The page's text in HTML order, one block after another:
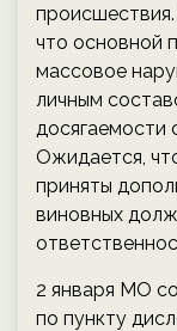
что основной
массовое
личным
досягаемости
Ожидается,
приняты
виновных
2 января МО
по пункту